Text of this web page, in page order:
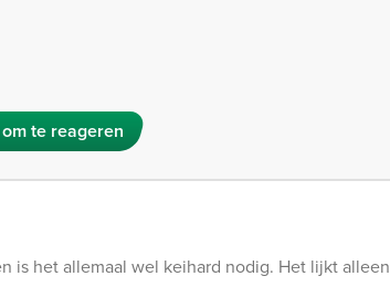
te reageren
is het allemaal wel keihard nodig. Het lijkt alleen